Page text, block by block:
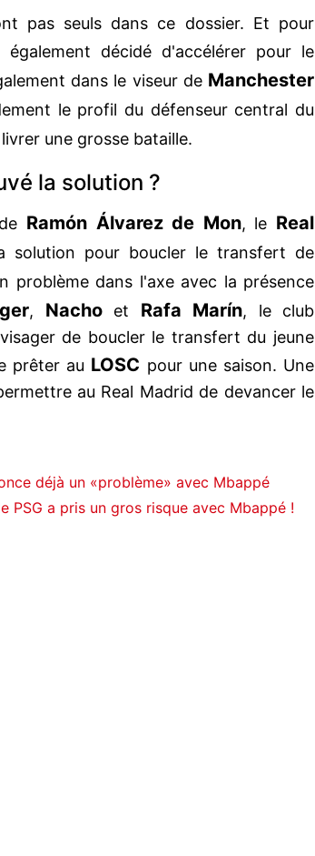
pas seuls dans ce dossier. Et pour
également décidé d'accélérer pour le
dans le viseur de Manchester
le profil du défenseur central du
une grosse bataille.
la solution ?
Ramón Álvarez de Mon, le Real
solution pour boucler le transfert de
problème dans l'axe avec la présence
, Nachoet Rafa Marín, le club
de boucler le transfert du jeune
prêter au LOSC pour une saison. Une
au Real Madrid de devancer le
déjà un «problème» avec Mbappé
PSG a pris un gros risque avec Mbappé !